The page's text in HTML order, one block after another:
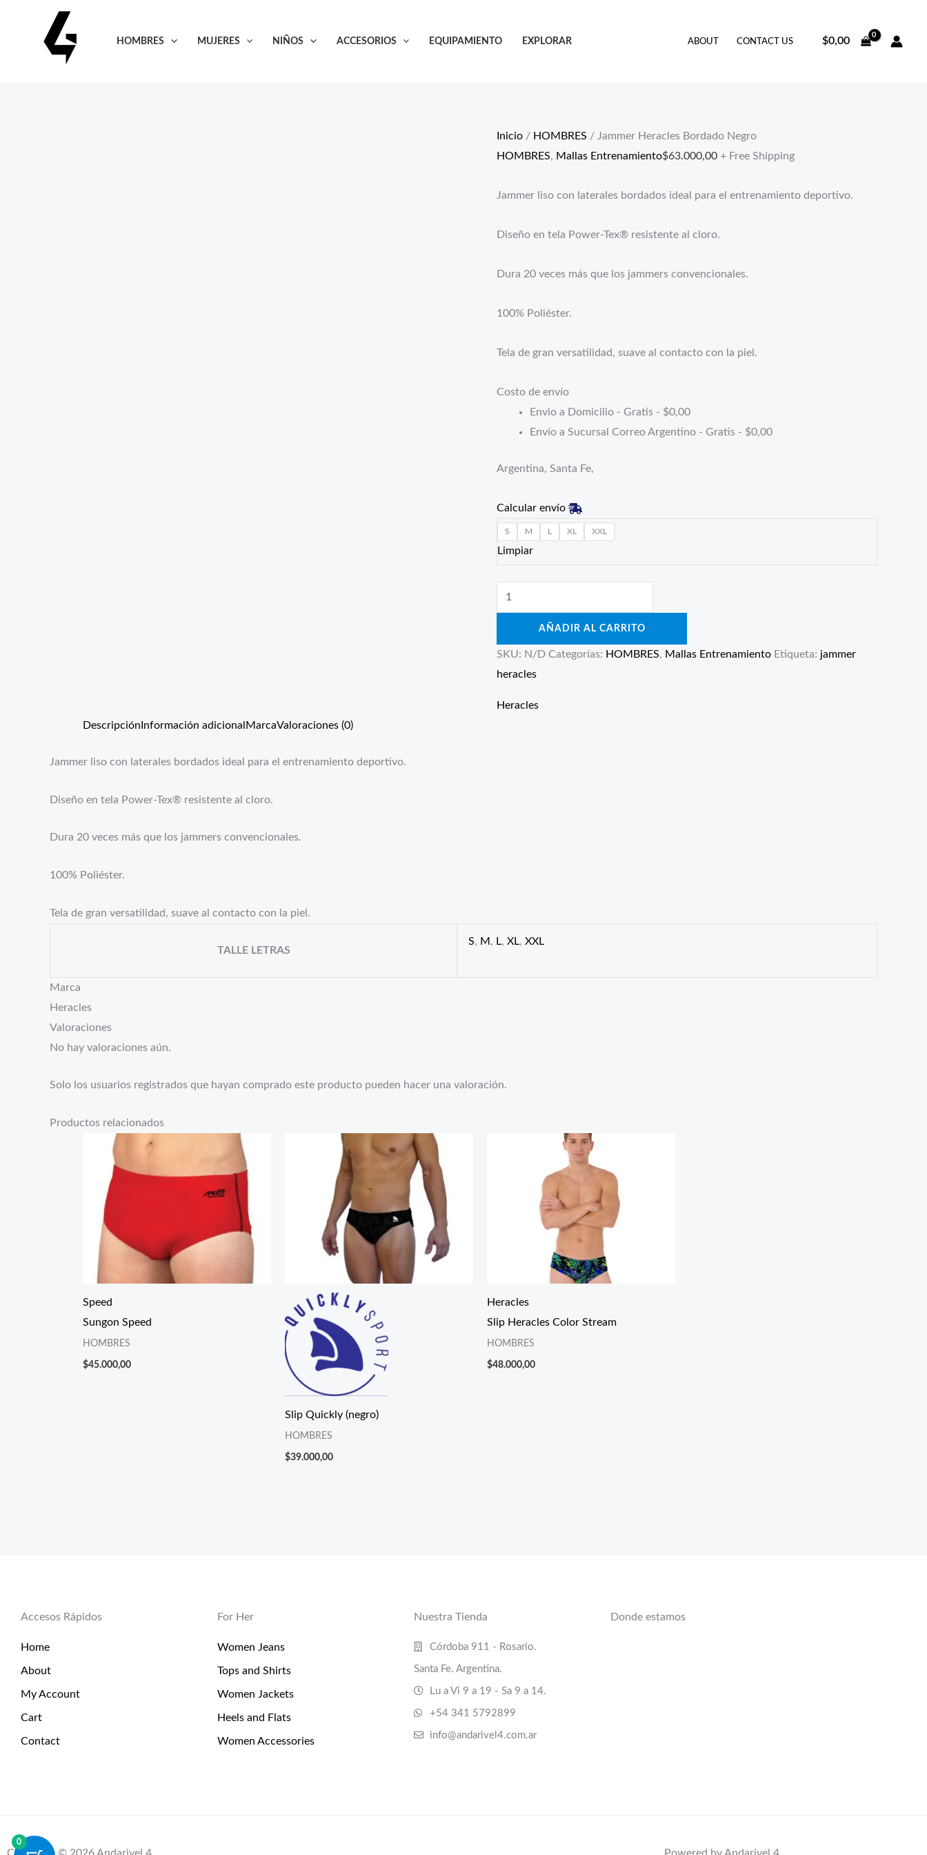
contenido
HOMBRES MUJERES NIÑOS ACCESORIOS EQUIPAMIENTO EXPLORAR ABOUT CONTACT US $0,00
Inicio / HOMBRES / Jammer Heracles Bordado Negro
HOMBRES, Mallas Entrenamiento$63.000,00 + Free Shipping
Jammer liso con laterales bordados ideal para el entrenamiento deportivo.
Diseño en tela Power-Tex® resistente al cloro.
Dura 20 veces más que los jammers convencionales.
100% Poliéster.
Tela de gran versatilidad, suave al contacto con la piel.
Costo de envío
Envio a Domicilio - Gratis - $0,00
Envío a Sucursal Correo Argentino - Gratis - $0,00
Argentina, Santa Fe,
Calcular envío
S M XL XXL
Limpiar
AÑADIR AL CARRITO
SKU: N/D Categorías: HOMBRES, Mallas Entrenamiento Etiqueta: jammer
heracles
Heracles
Descripción Información adicional MarcaValoraciones (0)
Jammer liso con laterales bordados ideal para el entrenamiento deportivo.
Diseño en tela Power-Tex® resistente al cloro.
Dura 20 veces más que los jammers convencionales.
100% Poliéster.
Tela de gran versatilidad, suave al contacto con la piel.
TALLE LETRAS
S, M, L, XL, XXL
Marca
Heracles
Valoraciones
No hay valoraciones aún.
Solo los usuarios registrados que hayan comprado este producto pueden hacer una valoración.
Productos relacionados
Speed
Sungon Speed
HOMBRES
$45.000,00
Slip Quickly (negro)
HOMBRES
$39.000,00
Heracles
Slip Heracles Color Stream
HOMBRES
$48.000,00
Accesos Rápidos
Home
About
My Account
Cart
Contact
For Her
Women Jeans
Tops and Shirts
Women Jackets
Heels and Flats
Women Accessories
Nuestra Tienda
Córdoba 911 - Rosario.
Santa Fe. Argentina.
Lu a Vi 9 a 19 - Sa 9 a 14.
+54 341 5792899
info@andarivel4.com.ar
Donde estamos
Copyright © 2026 Andarivel 4 Powered by Andarivel 4
0